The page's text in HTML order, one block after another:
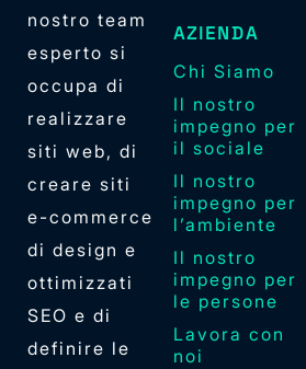
nostro team
esperto si
occupa di
realizzare
siti web, di
creare siti
e-commerce
di design e
ottimizzati
SEO e di
definire le
AZIENDA
Chi Siamo
Il nostro
impegno per
il sociale
Il nostro
impegno per
l’ambiente
Il nostro
impegno per
le persone
Lavora con
noi